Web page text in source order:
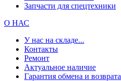
Запчасти для спецтехники
О НАС
У нас на складе...
Контакты
Ремонт
Актуальное наличие
Гарантия обмена и возврата